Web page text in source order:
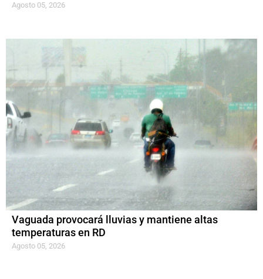
Agosto 05, 2026
Vaguada provocará lluvias y mantiene altas
temperaturas en RD
Agosto 05, 2026